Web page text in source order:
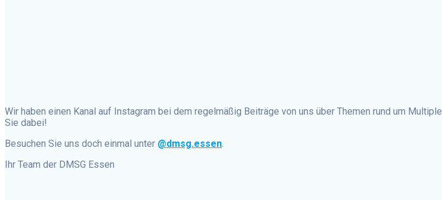
Wir haben einen Kanal auf Instagram bei dem regelmäßig Beiträge von uns über Themen rund um
Sie dabei!
Besuchen Sie uns doch einmal unter @dmsg.essen.
Ihr Team der DMSG Essen